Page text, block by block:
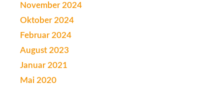
November 2024
Oktober 2024
Februar 2024
August 2023
Januar 2021
Mai 2020